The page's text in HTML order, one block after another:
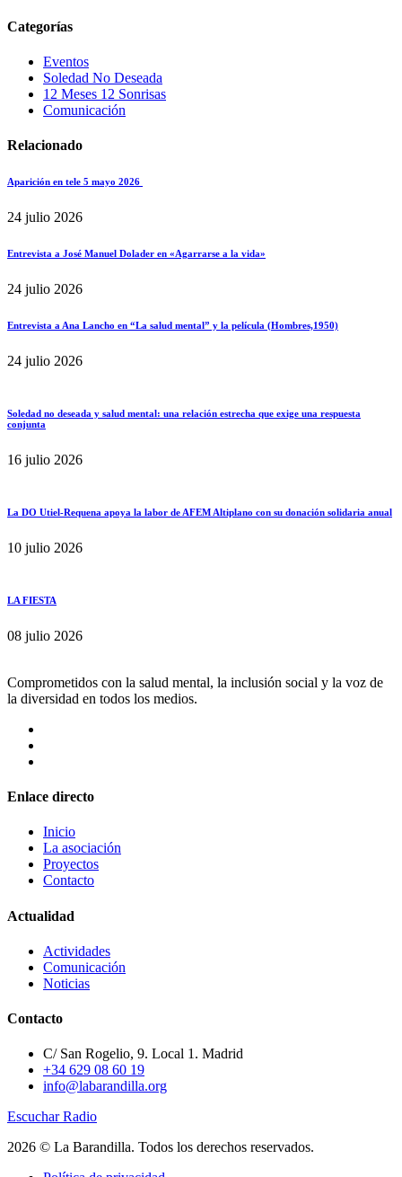
Categorías
Eventos
Soledad No Deseada
12 Meses 12 Sonrisas
Comunicación
Relacionado
Aparición en tele 5 mayo 2026
24 julio 2026
Entrevista a José Manuel Dolader en «Agarrarse a la vida»
24 julio 2026
Entrevista a Ana Lancho en “La salud mental” y la película (Hombres,1950)
24 julio 2026
Soledad no deseada y salud mental: una relación estrecha que exige una respuesta
conjunta
16 julio 2026
La DO Utiel-Requena apoya la labor de AFEM Altiplano con su donación solidaria anual
10 julio 2026
LA FIESTA
08 julio 2026
Comprometidos con la salud mental, la inclusión social y la voz de
la diversidad en todos los medios.
Enlace directo
Inicio
La asociación
Proyectos
Contacto
Actualidad
Actividades
Comunicación
Noticias
Contacto
C/ San Rogelio, 9. Local 1. Madrid
+34 629 08 60 19
info@labarandilla.org
Escuchar Radio
2026 © La Barandilla. Todos los derechos reservados.